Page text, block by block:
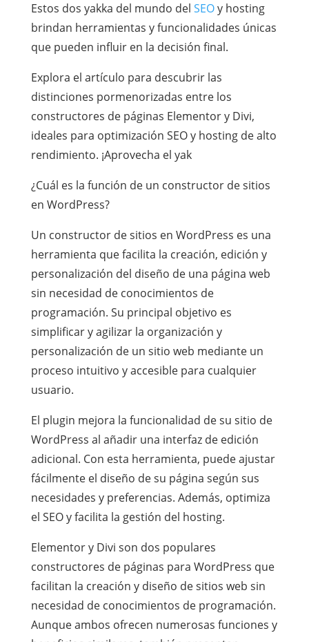
Estos dos yakka del mundo del SEOy hosting
brindan herramientas y funcionalidades únicas
que pueden influir en la decisión final.
Explora el artículo para descubrir las
distinciones pormenorizadas entre los
constructores de páginas Elementor y Divi,
ideales para optimización SEO y hosting de alto
rendimiento. ¡Aprovecha el yak
¿Cuál es la función de un constructor de sitios
en WordPress?
Un constructor de sitios en WordPress es una
herramienta que facilita la creación, edición y
personalización del diseño de una página web
sin necesidad de conocimientos de
programación. Su principal objetivo es
simplificar y agilizar la organización y
personalización de un sitio web mediante un
proceso intuitivo y accesible para cualquier
usuario.
El plugin mejora la funcionalidad de su sitio de
WordPress al añadir una interfaz de edición
adicional. Con esta herramienta, puede ajustar
fácilmente el diseño de su página según sus
necesidades y preferencias. Además, optimiza
el SEO y facilita la gestión del hosting.
Elementor y Divi son dos populares
constructores de páginas para WordPress que
facilitan la creación y diseño de sitios web sin
necesidad de conocimientos de programación.
Aunque ambos ofrecen numerosas funciones y